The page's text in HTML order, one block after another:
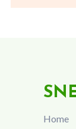
Home